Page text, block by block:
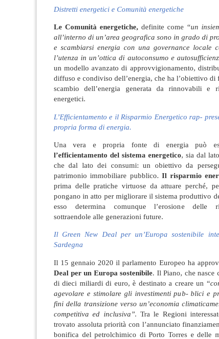
Distretti energetici e Comunità energetiche
Le Comunità energetiche,definite come “un
all’interno di un’area geografica sono in grado di
e scambiarsi energia con una governance locale
l’utenza in un’ottica di autoconsumo e
un modello avanzato di approvvigionamento,
diffuso e condiviso dell’energia, che ha l’obiettivo
scambio dell’energia generata da rinnovabili e
energetici.
L’Efficientamento e il Risparmio Energetico rap-
propria forma di energia.
Una vera e propria fonte di energia può
l’efficientamento del sistema energetico, sia dal
che dal lato dei consumi: un obiettivo da
patrimonio immobiliare pubblico.Il risparmio
prima delle pratiche virtuose da attuare perché,
pongano in atto per migliorare il sistema produttivo
esso determina comunque l’erosione delle
sottraendole alle generazioni future.
Il Green New Deal per un’Europa sostenibile
Sardegna
Il 15 gennaio 2020 il parlamento Europeo ha
Deal per un Europa sostenibile. Il Piano, che nasce
di dieci miliardi di euro, è destinato a creare un “
agevolare e stimolare gli investimenti pub- blici e
fini della transizione verso un’economia
competitiva ed inclusiva”. Tra le Regioni
trovato assoluta priorità con l’annunciato
bonifica del petrolchimico di Porto Torres e delle